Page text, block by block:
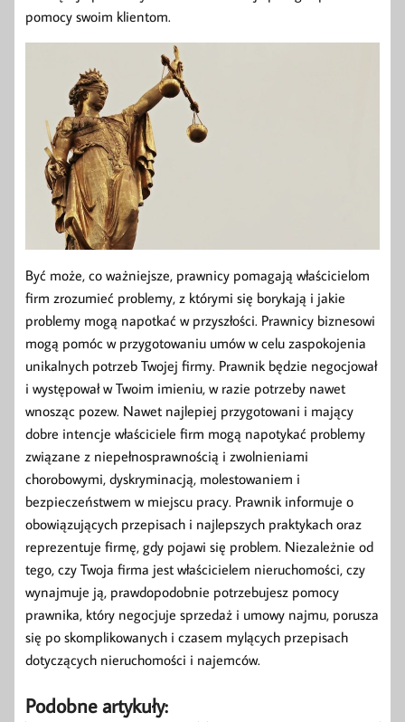
pomocy swoim klientom.
Być może, co ważniejsze, prawnicy pomagają właścicielom
firm zrozumieć problemy, z którymi się borykają i jakie
problemy mogą napotkać w przyszłości. Prawnicy biznesowi
mogą pomóc w przygotowaniu umów w celu zaspokojenia
unikalnych potrzeb Twojej firmy. Prawnik będzie negocjował
i występował w Twoim imieniu, w razie potrzeby nawet
wnosząc pozew. Nawet najlepiej przygotowani i mający
dobre intencje właściciele firm mogą napotykać problemy
związane z niepełnosprawnością i zwolnieniami
chorobowymi, dyskryminacją, molestowaniem i
bezpieczeństwem w miejscu pracy. Prawnik informuje o
obowiązujących przepisach i najlepszych praktykach oraz
reprezentuje firmę, gdy pojawi się problem. Niezależnie od
tego, czy Twoja firma jest właścicielem nieruchomości, czy
wynajmuje ją, prawdopodobnie potrzebujesz pomocy
prawnika, który negocjuje sprzedaż i umowy najmu, porusza
się po skomplikowanych i czasem mylących przepisach
dotyczących nieruchomości i najemców.
Podobne artykuły: